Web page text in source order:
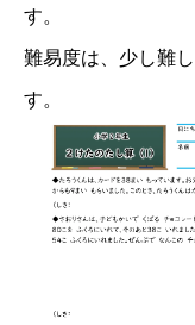
す。
難易度は、少し難
す。